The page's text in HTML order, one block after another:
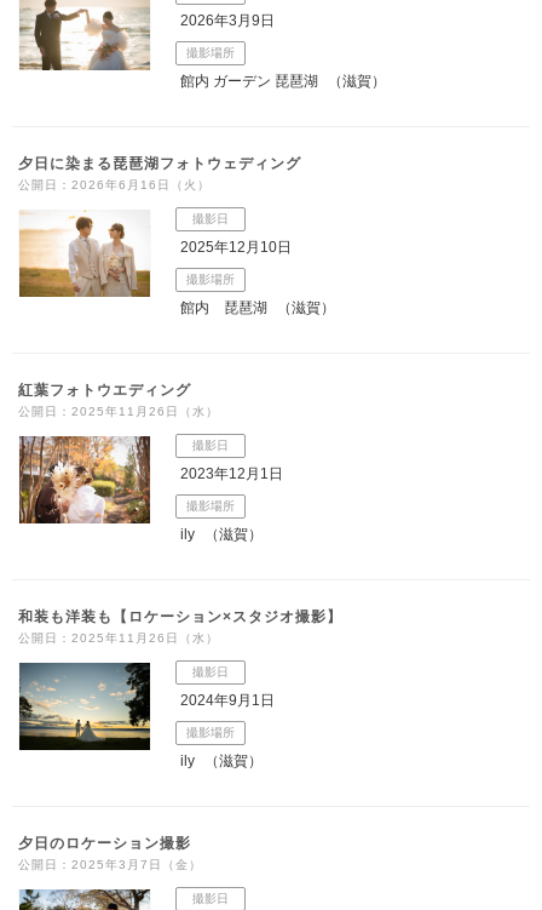
2026年3月9日
撮影場所
館内 ガーデン 琵琶湖 （滋賀）
夕日に染まる琵琶湖フォトウェディング
公開日：2026年6月16日（火）
撮影日
2025年12月10日
撮影場所
館内 琵琶湖 （滋賀）
紅葉フォトウエディング
公開日：2025年11月26日（水）
撮影日
2023年12月1日
撮影場所
ily （滋賀）
和装も洋装も【ロケーション×スタジオ撮影】
公開日：2025年11月26日（水）
撮影日
2024年9月1日
撮影場所
ily （滋賀）
夕日のロケーション撮影
公開日：2025年3月7日（金）
撮影日